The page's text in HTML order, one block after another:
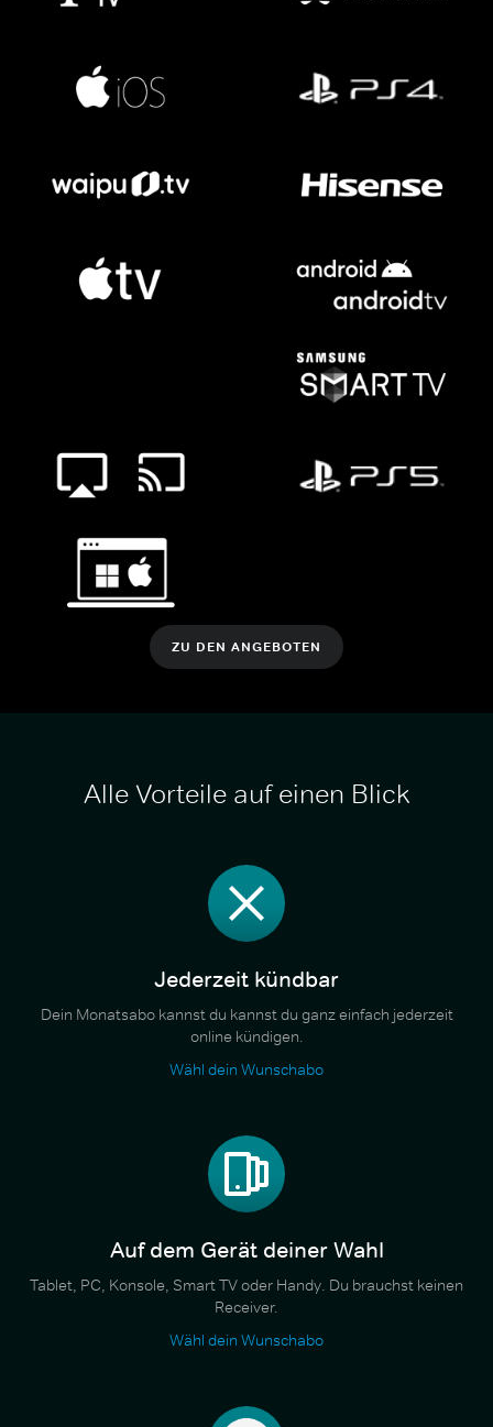
ZU DEN ANGEBOTEN
Alle Vorteile auf einen Blick
Jederzeit kündbar
Dein Monatsabo kannst du kannst du ganz einfach jederzeit
online kündigen.
Wähl dein Wunschabo
Auf dem Gerät deiner Wahl
Tablet, PC, Konsole, Smart TV oder Handy. Du brauchst keinen
Receiver.
Wähl dein Wunschabo